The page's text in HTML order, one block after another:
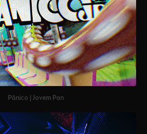
Pânico | Jovem Pan